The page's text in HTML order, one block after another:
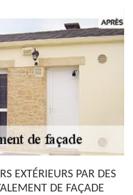
EXTÉRIEURS PAR DES
DE FAÇADE